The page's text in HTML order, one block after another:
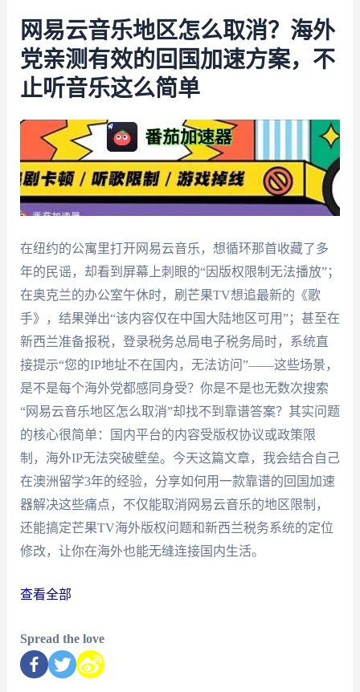
网易云音乐地区怎么取消？海外
党亲测有效的回国加速方案，不
止听音乐这么简单
在纽约的公寓里打开网易云音乐，想循环那首收藏了多
年的民谣，却看到屏幕上刺眼的“因版权限制无法播放”；
在奥克兰的办公室午休时，刷芒果TV想追最新的《歌
手》，结果弹出“该内容仅在中国大陆地区可用”；甚至在
新西兰准备报税，登录税务总局电子税务局时，系统直
接提示“您的IP地址不在国内，无法访问”——这些场景，
是不是每个海外党都感同身受？你是不是也无数次搜索
“网易云音乐地区怎么取消”却找不到靠谱答案？其实问题
的核心很简单：国内平台的内容受版权协议或政策限
制，海外IP无法突破壁垒。今天这篇文章，我会结合自己
在澳洲留学3年的经验，分享如何用一款靠谱的回国加速
器解决这些痛点，不仅能取消网易云音乐的地区限制，
还能搞定芒果TV海外版权问题和新西兰税务系统的定位
修改，让你在海外也能无缝连接国内生活。
查看全部
Spread the love